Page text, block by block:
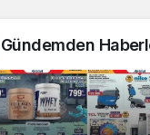
Gündemden